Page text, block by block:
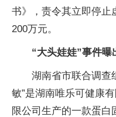
书》，责令其立即停止
200万元。
“大头娃娃”事件
湖南省市联合调查
敏”是湖南唯乐可健康
限公司生产的一款蛋白